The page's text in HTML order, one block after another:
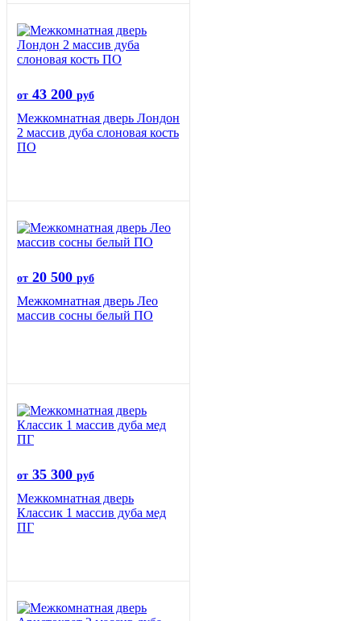
от 43 200 руб
Межкомнатная дверь Лондон
2 массив дуба слоновая кость
ПО
от 20 500 руб
Межкомнатная дверь Лео
массив сосны белый ПО
от 35 300 руб
Межкомнатная дверь
Классик 1 массив дуба мед
ПГ